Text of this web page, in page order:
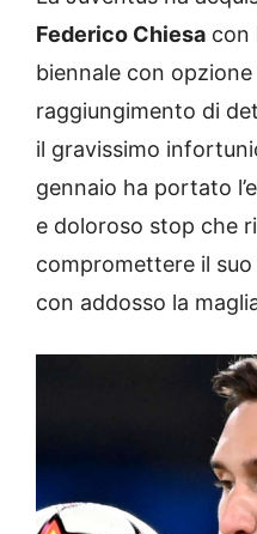
Federico Chiesa con
biennale con
raggiungimento di
il gravissimo
gennaio ha portato
e doloroso stop che
compromettere il
con addosso la